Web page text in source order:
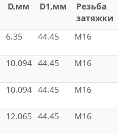
D,мм D1,мм
Резьба
затяжки
6.35 44.45
M16
10.094 44.45
M16
10.094 44.45
M16
12.065 44.45 M16